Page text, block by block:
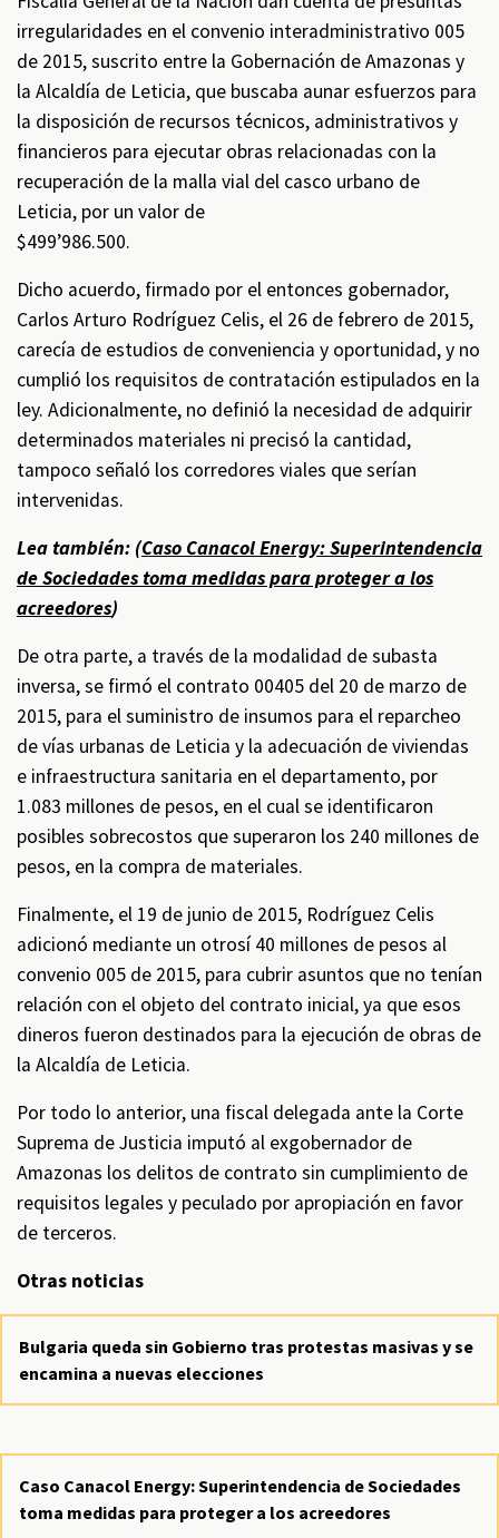
irregularidades en el convenio interadministrativo 005
de 2015, suscrito entre la Gobernación de Amazonas y
la Alcaldía de Leticia, que buscaba aunar esfuerzos para
la disposición de recursos técnicos, administrativos y
financieros para ejecutar obras relacionadas con la
recuperación de la malla vial del casco urbano de
Leticia, por un valor de
$499’986.500.
Dicho acuerdo, firmado por el entonces gobernador,
Carlos Arturo Rodríguez Celis, el 26 de febrero de 2015,
carecía de estudios de conveniencia y oportunidad, y no
cumplió los requisitos de contratación estipulados en la
ley. Adicionalmente, no definió la necesidad de adquirir
determinados materiales ni precisó la cantidad,
tampoco señaló los corredores viales que serían
intervenidas.
Lea también: (Caso Canacol Energy: Superintendencia
de Sociedades toma medidas para proteger a los
acreedores)
De otra parte, a través de la modalidad de subasta
inversa, se firmó el contrato 00405 del 20 de marzo de
2015, para el suministro de insumos para el reparcheo
de vías urbanas de Leticia y la adecuación de viviendas
e infraestructura sanitaria en el departamento, por
1.083 millones de pesos, en el cual se identificaron
posibles sobrecostos que superaron los 240 millones de
pesos, en la compra de materiales.
Finalmente, el 19 de junio de 2015, Rodríguez Celis
adicionó mediante un otrosí 40 millones de pesos al
convenio 005 de 2015, para cubrir asuntos que no tenían
relación con el objeto del contrato inicial, ya que esos
dineros fueron destinados para la ejecución de obras de
la Alcaldía de Leticia.
Por todo lo anterior, una fiscal delegada ante la Corte
Suprema de Justicia imputó al exgobernador de
Amazonas los delitos de contrato sin cumplimiento de
requisitos legales y peculado por apropiación en favor
de terceros.
Otras noticias
Bulgaria queda sin Gobierno tras protestas masivas y se
encamina a nuevas elecciones
Caso Canacol Energy: Superintendencia de Sociedades
toma medidas para proteger a los acreedores